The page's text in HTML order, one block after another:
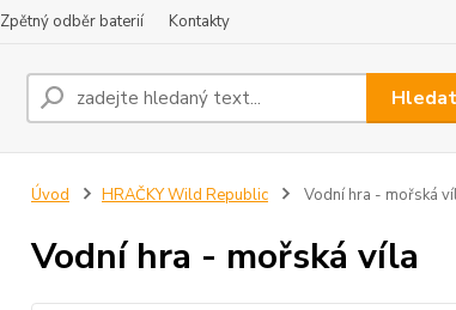
Zpětný odběr baterií Kontakty
Hledat
Úvod HRAČKY Wild Republic Vodní hra - mořská
Vodní hra - mořská víla